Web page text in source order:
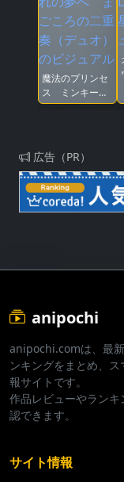
魔法のプリンセ
ス ミンキーモ
モ 憧れの夢へ
広告（PR）
anipochi
anipochi.comは、最
ンキングをまとめ、
報サイトです。
作品レビューやラン
認できます。
サイト情報